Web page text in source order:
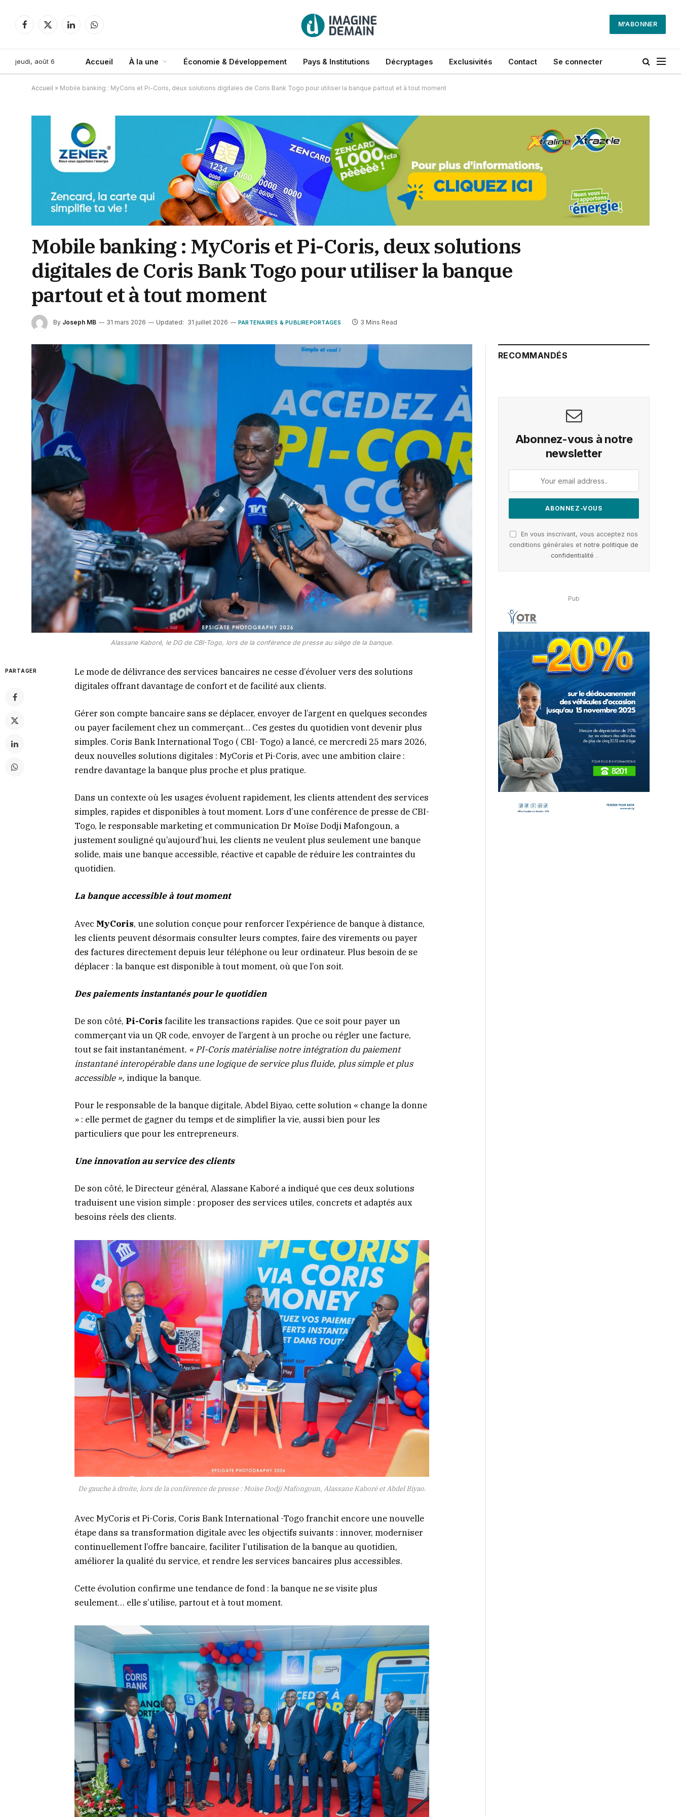
Facebook
X
LinkedInWhatsApp
M'ABONNER
jeudi, août 6 Accueil À la une Économie & Développement Pays & Institutions Décryptages Exclusivités Contact Se connecter
Accueil » Mobile banking : MyCoris et Pi-Coris, deux solutions digitales de Coris Bank Togo pour utiliser la banque partout et à tout moment
Mobile banking : MyCoris et Pi-Coris, deux solutions
digitales de Coris Bank Togo pour utiliser la banque
partout et à tout moment
By Joseph MB 31 mars 2026 Updated: 31 juillet 2026 PARTENAIRES & PUBLIREPORTAGES 3 Mins Read
Alassane Kaboré, le DG de CBI-Togo, lors de la conférence de presse au siège de la banque.
PARTAGER
Le mode de délivrance des services bancaires ne cesse d’évoluer vers des solutions
digitales offrant davantage de confort et de facilité aux clients.
Gérer son compte bancaire sans se déplacer, envoyer de l’argent en quelques secondes
ou payer facilement chez un commerçant… Ces gestes du quotidien vont devenir plus
simples. Coris Bank International Togo ( CBI- Togo) a lancé, ce mercredi 25 mars 2026,
deux nouvelles solutions digitales : MyCoris et Pi-Coris, avec une ambition claire :
rendre davantage la banque plus proche et plus pratique.
Dans un contexte où les usages évoluent rapidement, les clients attendent des services
simples, rapides et disponibles à tout moment. Lors d’une conférence de presse de CBI-
Togo, le responsable marketing et communication Dr Moïse Dodji Mafongoun, a
justement souligné qu’aujourd’hui, les clients ne veulent plus seulement une banque
solide, mais une banque accessible, réactive et capable de réduire les contraintes du
quotidien.
La banque accessible à tout moment
Avec MyCoris, une solution conçue pour renforcer l’expérience de banque à distance,
les clients peuvent désormais consulter leurs comptes, faire des virements ou payer
des factures directement depuis leur téléphone ou leur ordinateur. Plus besoin de se
déplacer : la banque est disponible à tout moment, où que l’on soit.
Des paiements instantanés pour le quotidien
De son côté, Pi-Coris facilite les transactions rapides. Que ce soit pour payer un
commerçant via un QR code, envoyer de l’argent à un proche ou régler une facture,
tout se fait instantanément. «PI-Coris matérialise notre intégration du paiement
instantané interopérable dans une logique de service plus fluide, plus simple et plus
accessible », indique la banque.
Pour le responsable de la banque digitale, Abdel Biyao, cette solution « change la donne
» : elle permet de gagner du temps et de simplifier la vie, aussi bien pour les
particuliers que pour les entrepreneurs.
Une innovation au service des clients
De son côté, le Directeur général, Alassane Kaboré a indiqué que ces deux solutions
traduisent une vision simple : proposer des services utiles, concrets et adaptés aux
besoins réels des clients.
De gauche à droite, lors de la conférence de presse : Moïse Dodji Mafongoun, Alassane Kaboré et Abdel Biyao.
Avec MyCoris et Pi-Coris, Coris Bank International -Togo franchit encore une nouvelle
étape dans sa transformation digitale avec les objectifs suivants : innover, moderniser
continuellement l’offre bancaire, faciliter l’utilisation de la banque au quotidien,
améliorer la qualité du service, et rendre les services bancaires plus accessibles.
Cette évolution confirme une tendance de fond : la banque ne se visite plus
seulement… elle s’utilise, partout et à tout moment.
RECOMMANDÉS
Abonnez-vous à notre
newsletter
En vous inscrivant, vous acceptez nos
conditions générales et notre politique de
confidentialité .
Pub